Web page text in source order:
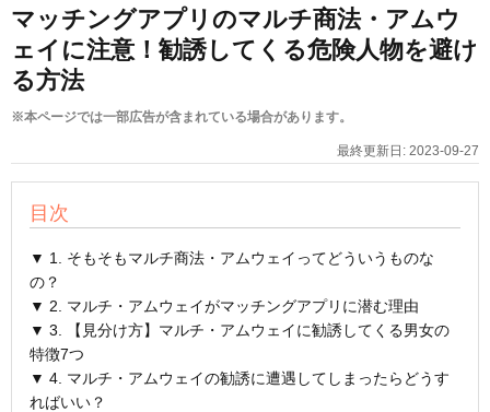
マッチングアプリのマルチ商法・アムウ
ェイに注意！勧誘してくる危険人物を避け
る方法
※本ページでは一部広告が含まれている場合があります。
最終更新日: 2023-09-27
目次
▼ 1. そもそもマルチ商法・アムウェイってどういうものな
の？
▼ 2. マルチ・アムウェイがマッチングアプリに潜む理由
▼ 3. 【見分け方】マルチ・アムウェイに勧誘してくる男女の
特徴7つ
▼ 4. マルチ・アムウェイの勧誘に遭遇してしまったらどうす
ればいい？